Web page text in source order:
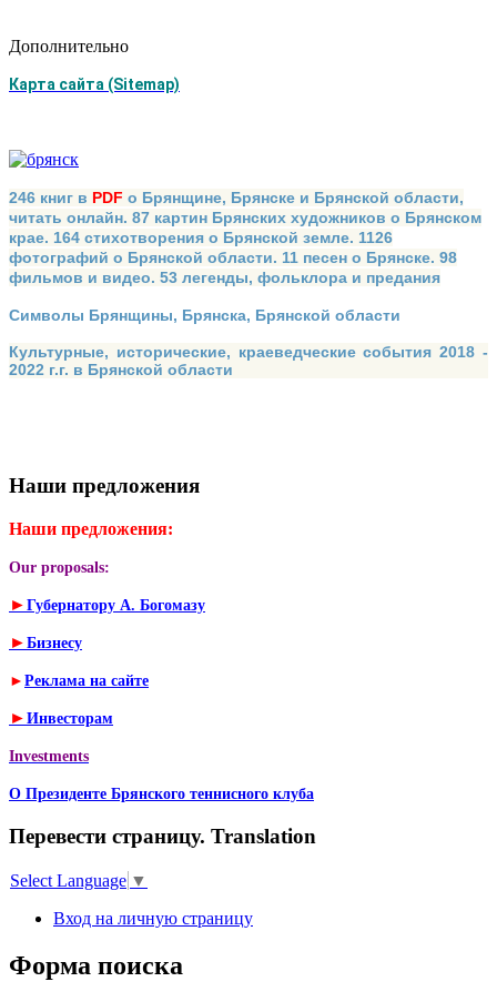
Дополнительно
Карта сайта (Sitemap)
246 книг в PDF о Брянщине, Брянске и Брянской области,
читать онлайн. 87 картин Брянских художников о Брянском
крае. 164 стихотворения о Брянской земле. 1126
фотографий о Брянской области. 11 песен о Брянске. 98
фильмов и видео. 53 легенды, фольклора и предания
Символы Брянщины, Брянска, Брянской области
Культурные, исторические, краеведческие события 2018 -
2022 г.г. в Брянской области
Наши предложения
Наши предложения:
Our proposals:
► Губернатору А. Богомазу
► Бизнесу
► Реклама на сайте
► Инвесторам
Investments
О Президенте Брянского теннисного клуба
Перевести страницу. Translation
Select Language ▼
Вход на личную страницу
Форма поиска